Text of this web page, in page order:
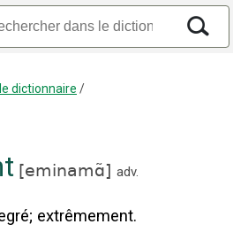
dictionnaire /
[eminamɑ̃] adv.
; extrêmement.